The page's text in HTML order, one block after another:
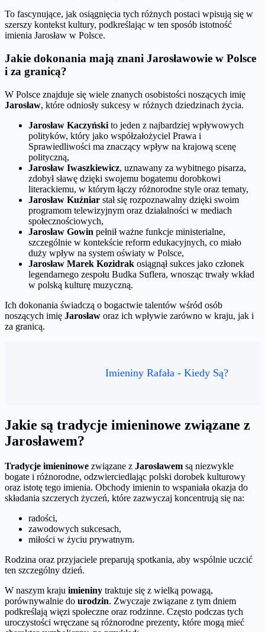
To fascynujące, jak osiągnięcia tych różnych postaci wpisują się w
szerszy kontekst kultury, podkreślając w ten sposób istotność
imienia Jarosław w Polsce.
Jakie dokonania mają znani Jarosławowie w Polsce
i za granicą?
W Polsce znajduje się wiele znanych osobistości noszących imię
Jarosław, które odniosły sukcesy w różnych dziedzinach życia.
Jarosław Kaczyński to jeden z najbardziej wpływowych
polityków, który jako współzałożyciel Prawa i
Sprawiedliwości ma znaczący wpływ na krajową scenę
polityczną,
Jarosław Iwaszkiewicz, uznawany za wybitnego pisarza,
zdobył sławę dzięki swojemu bogatemu dorobkowi
literackiemu, w którym łączy różnorodne style oraz tematy,
Jarosław Kuźniar stał się rozpoznawalny dzięki swoim
programom telewizyjnym oraz działalności w mediach
społecznościowych,
Jarosław Gowin pełnił ważne funkcje ministerialne,
szczególnie w kontekście reform edukacyjnych, co miało
duży wpływ na system oświaty w Polsce,
Jarosław Marek Kozidrak osiągnął sukces jako członek
legendarnego zespołu Budka Suflera, wnosząc trwały wkład
w polską kulturę muzyczną.
Ich dokonania świadczą o bogactwie talentów wśród osób
noszących imię Jarosław oraz ich wpływie zarówno w kraju, jak i
za granicą.
Imieniny Rafała - Kiedy Są?
Jakie są tradycje imieninowe związane z
Jarosławem?
Tradycje imieninowe związane z Jarosławem są niezwykle
bogate i różnorodne, odzwierciedlając polski dorobek kulturowy
oraz istotę tego imienia. Obchody imienin to wspaniała okazja do
składania szczerych życzeń, które zazwyczaj koncentrują się na:
radości,
zawodowych sukcesach,
miłości w życiu prywatnym.
Rodzina oraz przyjaciele preparują spotkania, aby wspólnie uczcić
ten szczególny dzień.
W naszym kraju imieniny traktuje się z wielką powagą,
porównywalnie do urodzin. Zwyczaje związane z tym dniem
podkreślają więzi społeczne oraz rodzinne. Często podczas tych
uroczystości wręczane są różnorodne prezenty, które mogą mieć